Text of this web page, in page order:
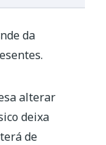
da
alterar
deixa
de